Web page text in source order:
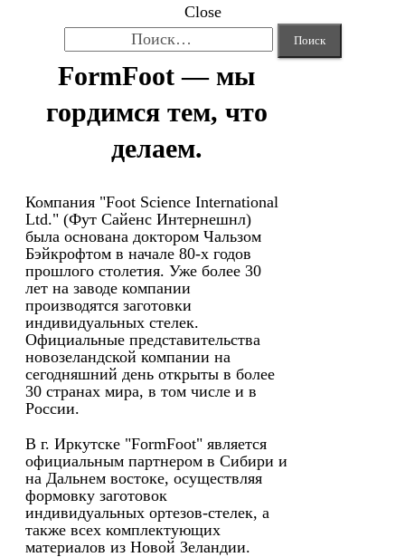
Close
FormFoot — мы
гордимся тем, что
делаем.
Компания "Foot Science International
Ltd." (Фут Сайенс Интернешнл)
была основана доктором Чальзом
Бэйкрофтом в начале 80-х годов
прошлого столетия. Уже более 30
лет на заводе компании
производятся заготовки
индивидуальных стелек.
Официальные представительства
новозеландской компании на
сегодняшний день открыты в более
30 странах мира, в том числе и в
России.
В г. Иркутске "FormFoot" является
официальным партнером в Сибири и
на Дальнем востоке, осуществляя
формовку заготовок
индивидуальных ортезов-стелек, а
также всех комплектующих
материалов из Новой Зеландии.